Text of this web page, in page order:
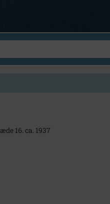
16. ca. 1937